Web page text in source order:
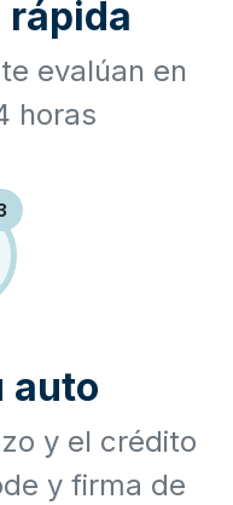
rápida
evalúan en
horas
auto
y el crédito
y firma de